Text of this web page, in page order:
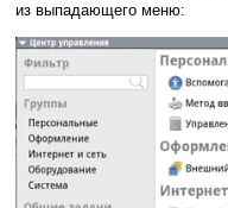
из выпадающего меню: